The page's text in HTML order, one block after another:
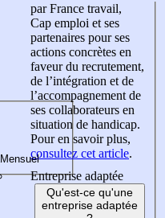
par France travail,
Cap emploi et ses
partenaires pour ses
actions concrètes en
faveur du recrutement,
de l’intégration et de
l’accompagnement de
ses collaborateurs en
situation de handicap.
Pour en savoir plus,
consultez cet article.
Entreprise adaptée
Qu'est-ce qu'une
entreprise adaptée